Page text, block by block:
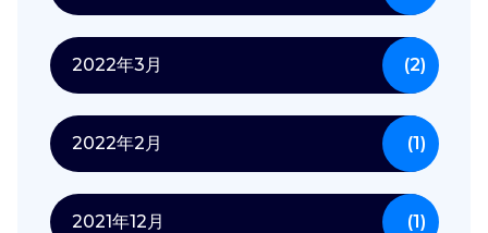
2022年3月 (2)
2022年2月 (1)
2021年12月 (1)